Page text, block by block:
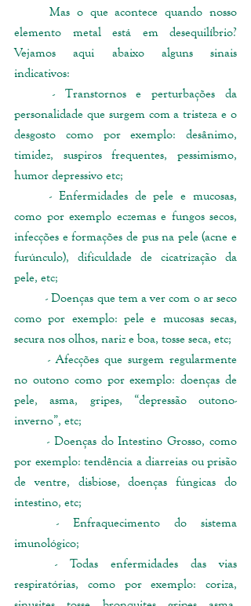
elemento metal está em desequilíbrio?
Vejamos aqui abaixo alguns sinais
indicativos:
personalidade que surgem com a tristeza e o
desgosto como por exemplo: desânimo,
timidez, suspiros frequentes, pessimismo,
humor depressivo etc;
como por exemplo eczemas e fungos secos,
infecções e formações de pus na pele (acne e
furúnculo), dificuldade de cicatrização da
pele, etc;
	- Doenças que tem a ver com o ar seco
como por exemplo: pele e mucosas secas,
secura nos olhos, nariz e boa, tosse seca, etc;
no outono como por exemplo: doenças de
pele, asma, gripes, “depressão outono-
inverno”, etc;
por exemplo: tendência a diarreias ou prisão
de ventre, disbiose, doenças fúngicas do
intestino, etc;
imunológico;
respiratórias, como por exemplo: coriza,